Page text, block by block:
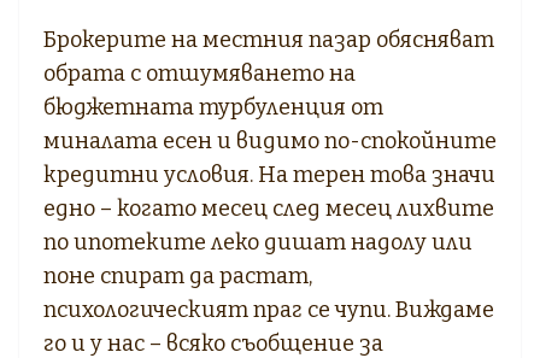
Брокерите на местния пазар обясняват
обратa с отшумяването на
бюджетната турбуленция от
миналата есен и видимо по-спокойните
кредитни условия. На терен това значи
едно – когато месец след месец лихвите
по ипотеките леко дишат надолу или
поне спират да растат,
психологическият праг се чупи. Виждаме
го и у нас – всяко съобщение за